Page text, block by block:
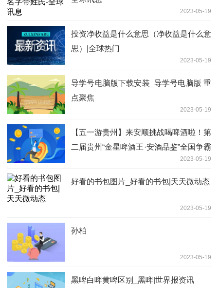
2023-05-19
投资净收益是什么意思（净收益是什么意
思）|全球热门
2023-05-19
导学号电脑版下载安装_导学号电脑版 重
点聚焦
2023-05-19
【五一游贵州】来安顺挑战喝啤酒啦！第
二届贵州“金星啤酒王·安酒品鉴”全国争霸
2023-05-19
好看的书包图片_好看的书包|天天微动态
2023-05-19
孙柏
2023-05-19
黑啤白啤黄啤区别_黑啤|世界报资讯